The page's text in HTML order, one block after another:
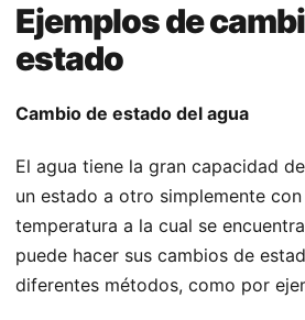
Ejemplos de
estado
Cambio de estado del agua
El agua tiene la gran capacidad
un estado a otro simplemente
temperatura a la cual se
puede hacer sus cambios de
diferentes métodos, como por